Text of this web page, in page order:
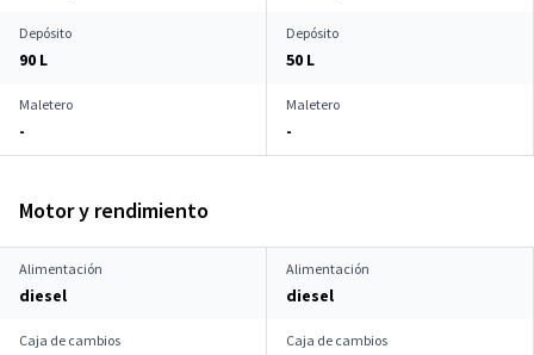
Depósito
90 L
Depósito
50 L
Maletero
-
Maletero
-
Motor y rendimiento
Alimentación
diesel
Alimentación
diesel
Caja de cambios Caja de cambios